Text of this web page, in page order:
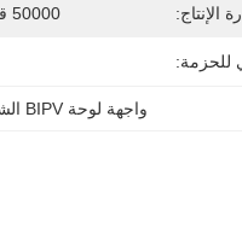
الإنتاج: 50000 قطعة في السنة
للحزمة:
واجهة لوحة BIPV الشمسية